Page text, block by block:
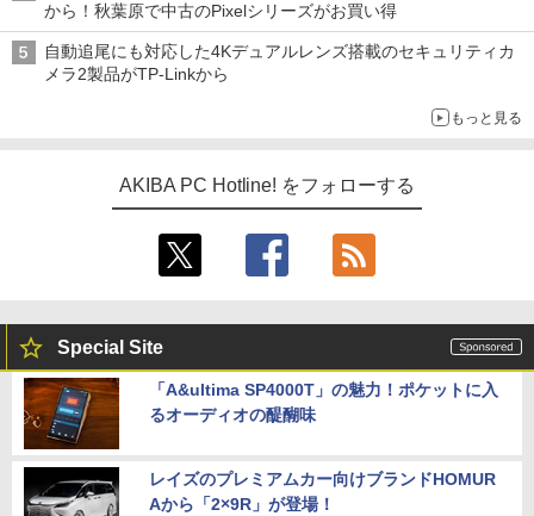
から！秋葉原で中古のPixelシリーズがお買い得
自動追尾にも対応した4Kデュアルレンズ搭載のセキュリティカ
メラ2製品がTP-Linkから
もっと見る
AKIBA PC Hotline! をフォローする
Special Site
「A&ultima SP4000T」の魅力！ポケットに入
るオーディオの醍醐味
レイズのプレミアムカー向けブランドHOMUR
Aから「2×9R」が登場！